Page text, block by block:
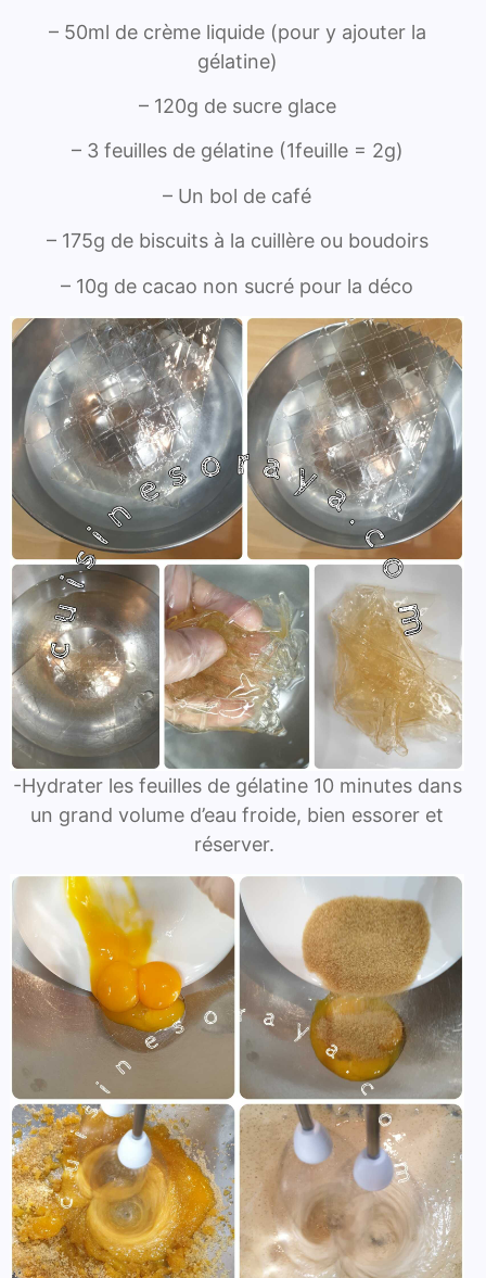
– 50ml de crème liquide (pour y ajouter la
gélatine)
– 120g de sucre glace
– 3 feuilles de gélatine (1feuille = 2g)
– Un bol de café
– 175g de biscuits à la cuillère ou boudoirs
– 10g de cacao non sucré pour la déco
-Hydrater les feuilles de gélatine 10 minutes dans
un grand volume d’eau froide, bien essorer et
réserver.